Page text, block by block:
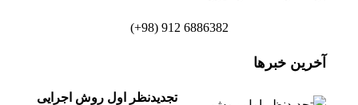
6886382 912 (98+)
آخرین خبرها
تجدیدنظر اول روش اجرایی